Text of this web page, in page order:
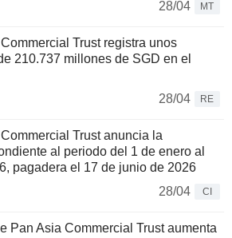
28/04
MT
Trust registra unos
210.737 millones de SGD en el
28/04
RE
Trust anuncia la
al periodo del 1 de enero al
pagadera el 17 de junio de 2026
28/04
CI
Pan Asia Commercial Trust aumenta